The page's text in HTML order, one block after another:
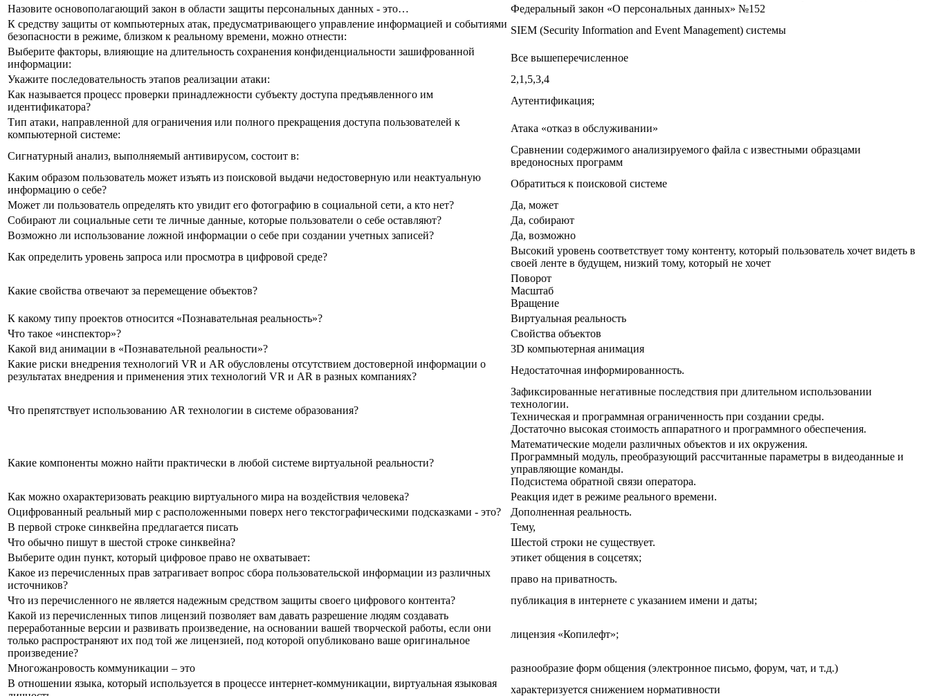
Назовите основополагающий закон в области защиты персональных данных - это…
Федеральный закон «О персональных данных» №152
К средству защиты от компьютерных атак, предусматривающего управление информацией и событиями
безопасности в режиме, близком к реальному времени, можно отнести:
SIEM (Security Information and Event Management) системы
Выберите факторы, влияющие на длительность сохранения конфиденциальности зашифрованной
информации:
Все вышеперечисленное
Укажите последовательность этапов реализации атаки:
2,1,5,3,4
Как называется процесс проверки принадлежности субъекту доступа предъявленного им
идентификатора?
Аутентификация;
Тип атаки, направленной для ограничения или полного прекращения доступа пользователей к
компьютерной системе:
Атака «отказ в обслуживании»
Сигнатурный анализ, выполняемый антивирусом, состоит в:
Сравнении содержимого анализируемого файла с известными образцами
вредоносных программ
Каким образом пользователь может изъять из поисковой выдачи недостоверную или неактуальную
информацию о себе?
Обратиться к поисковой системе
Может ли пользователь определять кто увидит его фотографию в социальной сети, а кто нет?
Да, может
Собирают ли социальные сети те личные данные, которые пользователи о себе оставляют?
Да, собирают
Возможно ли использование ложной информации о себе при создании учетных записей?
Да, возможно
Как определить уровень запроса или просмотра в цифровой среде?
Высокий уровень соответствует тому контенту, который пользователь хочет видеть в
своей ленте в будущем, низкий тому, который не хочет
Какие свойства отвечают за перемещение объектов?
Поворот
Масштаб
Вращение
К какому типу проектов относится «Познавательная реальность»?
Виртуальная реальность
Что такое «инспектор»?
Свойства объектов
Какой вид анимации в «Познавательной реальности»?
3D компьютерная анимация
Какие риски внедрения технологий VR и AR обусловлены отсутствием достоверной информации о
результатах внедрения и применения этих технологий VR и AR в разных компаниях?
Недостаточная информированность.
Что препятствует использованию AR технологии в системе образования?
Зафиксированные негативные последствия при длительном использовании
технологии.
Техническая и программная ограниченность при создании среды.
Достаточно высокая стоимость аппаратного и программного обеспечения.
Какие компоненты можно найти практически в любой системе виртуальной реальности?
Математические модели различных объектов и их окружения.
Программный модуль, преобразующий рассчитанные параметры в видеоданные и
управляющие команды.
Подсистема обратной связи оператора.
Как можно охарактеризовать реакцию виртуального мира на воздействия человека?
Реакция идет в режиме реального времени.
Оцифрованный реальный мир с расположенными поверх него текстографическими подсказками - это?
Дополненная реальность.
В первой строке синквейна предлагается писать
Тему,
Что обычно пишут в шестой строке синквейна?
Шестой строки не существует.
Выберите один пункт, который цифровое право не охватывает:
этикет общения в соцсетях;
Какое из перечисленных прав затрагивает вопрос сбора пользовательской информации из различных
источников?
право на приватность.
Что из перечисленного не является надежным средством защиты своего цифрового контента?
публикация в интернете с указанием имени и даты;
Какой из перечисленных типов лицензий позволяет вам давать разрешение людям создавать
переработанные версии и развивать произведение, на основании вашей творческой работы, если они
только распространяют их под той же лицензией, под которой опубликовано ваше оригинальное
произведение?
лицензия «Копилефт»;
Многожанровость коммуникации – это
разнообразие форм общения (электронное письмо, форум, чат, и т.д.)
В отношении языка, который используется в процессе интернет-коммуникации, виртуальная языковая
характеризуется снижением нормативности